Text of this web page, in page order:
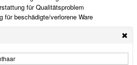
für Qualitätsproblem
für beschädigte/verlorene Ware